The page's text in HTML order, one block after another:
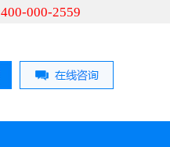
400-000-2559